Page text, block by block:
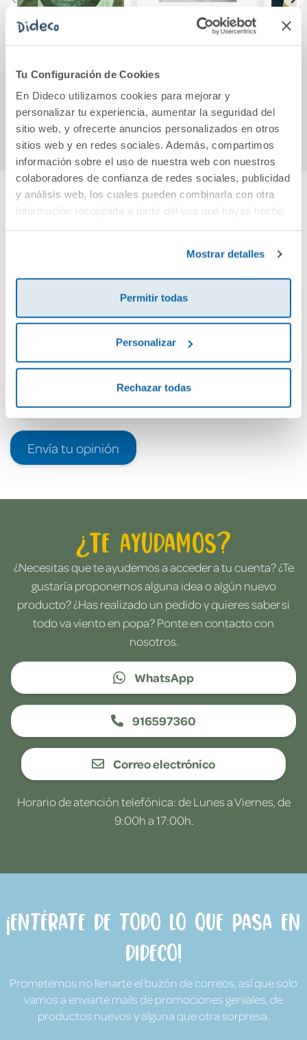
Tu Configuración de Cookies
En Dideco utilizamos cookies para mejorar y
personalizar tu experiencia, aumentar la seguridad del
sitio web, y ofrecerte anuncios personalizados en otros
sitios web y en redes sociales. Además, compartimos
información sobre el uso de nuestra web con nuestros
colaboradores de confianza de redes sociales, publicidad
y análisis web, los cuales pueden combinarla con otra
información recopilada a partir del uso que hayas hecho
Mostrar detalles
Permitir todas
Personalizar
Rechazar todas
La hija del escritor
13,30€
Comprar
Alas de ónix
(Empíreo 3)
23,90€
Comprar
Cuéntanos tu opinión
¡Sé el primero en valorar este producto!
Debes iniciar sesión para poder valorarlo
Envía tu opinión
¿Te ayudamos?
¿Necesitas que te ayudemos a acceder a tu cuenta? ¿Te
gustaría proponernos alguna idea o algún nuevo
producto? ¿Has realizado un pedido y quieres saber si
todo va viento en popa? Ponte en contacto con
nosotros.
WhatsApp
916597360
Correo electrónico
Horario de atención telefónica: de Lunes a Viernes, de
9:00h a 17:00h.
¡Entérate de todo lo que pasa en
Dideco!
Prometemos no llenarte el buzón de correos, así que solo
vamos a enviarte mails de promociones geniales, de
productos nuevos y alguna que otra sorpresa.